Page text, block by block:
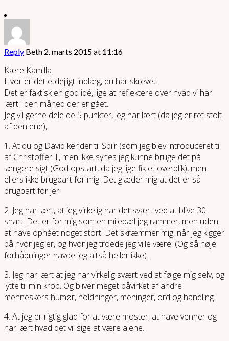
Reply Beth 2. marts 2015 at 11:16
Kære Kamilla.
Hvor er det etdejligt indlæg, du har skrevet.
Det er faktisk en god idé, lige at reflektere over hvad vi har
lært i den måned der er gået.
Jeg vil gerne dele de 5 punkter, jeg har lært (da jeg er ret stolt
af den ene),
1. At du og David kender til Spiir (som jeg blev introduceret til
af Christoffer T, men ikke synes jeg kunne bruge det på
længere sigt (God opstart, da jeg lige fik et overblik), men
ellers ikke brugbart for mig. Det glæder mig at det er så
brugbart for jer!
2. Jeg har lært, at jeg virkelig har det svært ved at blive 30
snart. Det er for mig som en milepæl jeg rammer, men uden
at have opnået noget stort. Det skræmmer mig, når jeg kigger
på hvor jeg er, og hvor jeg troede jeg ville være! (Og så høje
forhåbninger havde jeg altså heller ikke).
3. Jeg har lært at jeg har virkelig svært ved at følge mig selv, og
lytte til min krop. Og bliver meget påvirket af andre
menneskers humør, holdninger, meninger, ord og handling.
4. At jeg er rigtig glad for at være moster, at have venner og
har lært hvad det vil sige at være alene.